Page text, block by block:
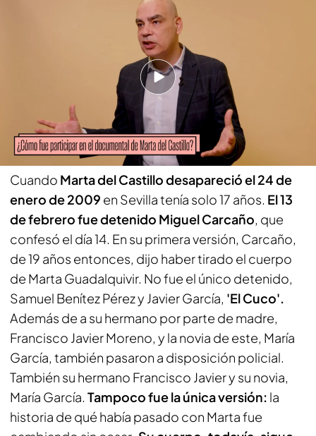
La expareja de Juana Canal confiesa su
participación en el crimen: "Dice que la
encuentra muerta, se asusta y la descuartiza"
El caso de Marta
Cuando Marta del Castillo desapareció el 24 de
enero de 2009 en Sevilla tenía solo 17 años. El 13
de febrero fue detenido Miguel Carcaño, que
confesó el día 14. En su primera versión, Carcaño,
de 19 años entonces, dijo haber tirado el cuerpo
de Marta Guadalquivir. No fue el único detenido,
Samuel Benítez Pérez y Javier García, 'El Cuco'.
Además de a su hermano por parte de madre,
Francisco Javier Moreno, y la novia de este, María
García, también pasaron a disposición policial.
También su hermano Francisco Javier y su novia,
María García. Tampoco fue la única versión: la
historia de qué había pasado con Marta fue